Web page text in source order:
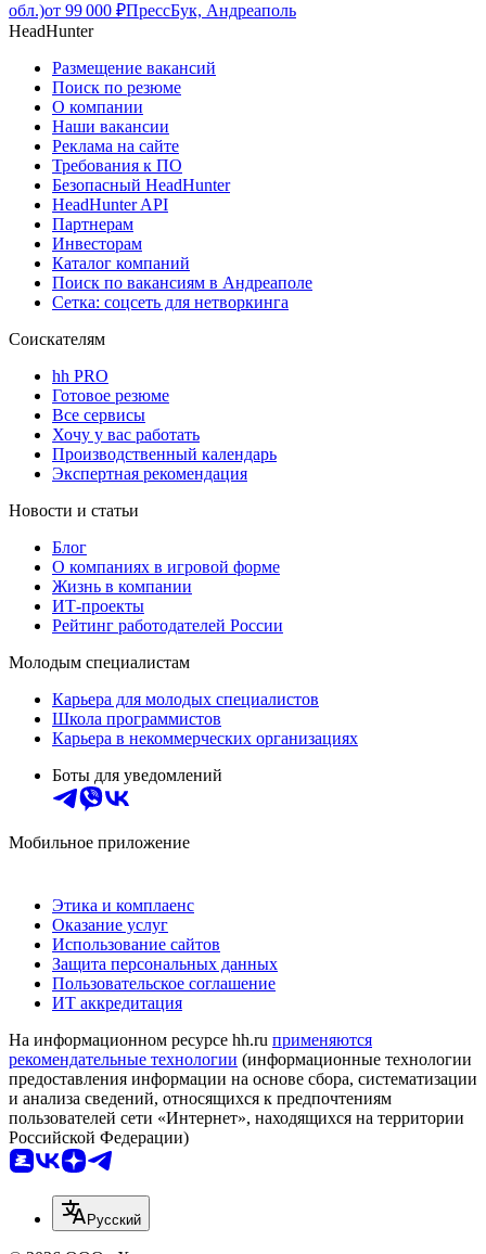
обл.)от 99 000 ₽ПрессБук, Андреаполь
HeadHunter
Размещение вакансий
Поиск по резюме
О компании
Наши вакансии
Реклама на сайте
Требования к ПО
Безопасный HeadHunter
HeadHunter API
Партнерам
Инвесторам
Каталог компаний
Поиск по вакансиям в Андреаполе
Сетка: соцсеть для нетворкинга
Соискателям
hh PRO
Готовое резюме
Все сервисы
Хочу у вас работать
Производственный календарь
Экспертная рекомендация
Новости и статьи
Блог
О компаниях в игровой форме
Жизнь в компании
ИТ-проекты
Рейтинг работодателей России
Молодым специалистам
Карьера для молодых специалистов
Школа программистов
Карьера в некоммерческих организациях
Боты для уведомлений
Мобильное приложение
Этика и комплаенс
Оказание услуг
Использование сайтов
Защита персональных данных
Пользовательское соглашение
ИТ аккредитация
На информационном ресурсе hh.ru применяются
рекомендательные технологии (информационные технологии
предоставления информации на основе сбора, систематизации
и анализа сведений, относящихся к предпочтениям
пользователей сети «Интернет», находящихся на территории
Российской Федерации)
Русский